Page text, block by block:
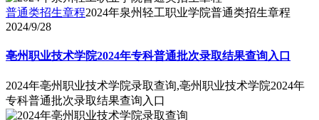
普通类招生章程2024年泉州轻工职业学院普通类招生章程
2024/9/28
亳州职业技术学院2024年专科普通批次录取结果查询入口
2024年亳州职业技术学院录取查询,亳州职业技术学院2024年
专科普通批次录取结果查询入口